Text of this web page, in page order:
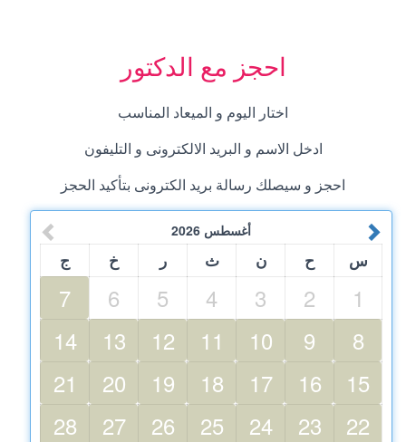
احجز مع الدكتور
اختار اليوم و الميعاد المناسب
ادخل الاسم و البريد الالكترونى و التليفون
احجز و سيصلك رسالة بريد الكترونى بتأكيد الحجز
أغسطس 2026
س ح ن ث ر خ ج
1
2
3
4
5
6
7
8
9
10
11
12
13
14
15
16
17
18
19
20
21
22
23
24
25
26
27
28